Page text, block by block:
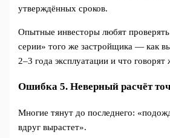
утверждённых сроков.
Опытные инвесторы любят
серии» того же застройщика — как
2–3 года эксплуатации и что говорят
Ошибка 5. Неверный расчёт
Многие тянут до последнего:
вдруг вырастет».